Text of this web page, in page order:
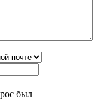
был